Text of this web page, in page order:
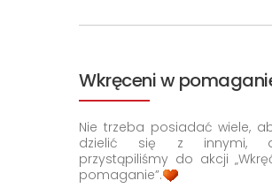
Wkręceni w
Nie trzeba posiadać wiele,
dzielić się z innymi,
przystąpiliśmy do akcji
pomaganie”.